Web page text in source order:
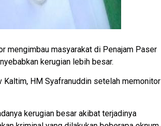
mengimbau masyarakat di Penajam Paser
kerugian lebih besar.
Kaltim, HM Syafranuddin setelah memonitor
kerugian besar akibat terjadinya